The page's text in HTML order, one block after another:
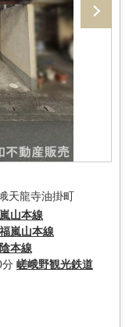
天龍寺油掛町
山本線
嵐山本線
本線
分 嵯峨野観光鉄道